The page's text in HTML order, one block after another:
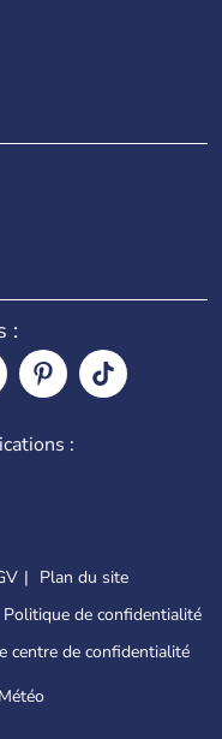
:
:
Plan du site
Politique de confidentialité
centre de confidentialité